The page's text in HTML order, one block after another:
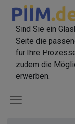
Sind Sie ein
Seite die
für Ihre
zudem die
erwerben.